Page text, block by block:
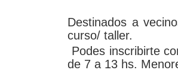
Destinados a
curso/ taller.
Podes inscribirte
de 7 a 13 hs.